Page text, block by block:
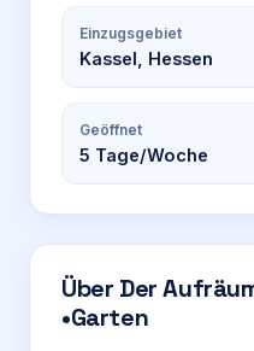
Einzugsgebiet
Kassel, Hessen
Geöffnet
5 Tage/Woche
Über Der
•Garten